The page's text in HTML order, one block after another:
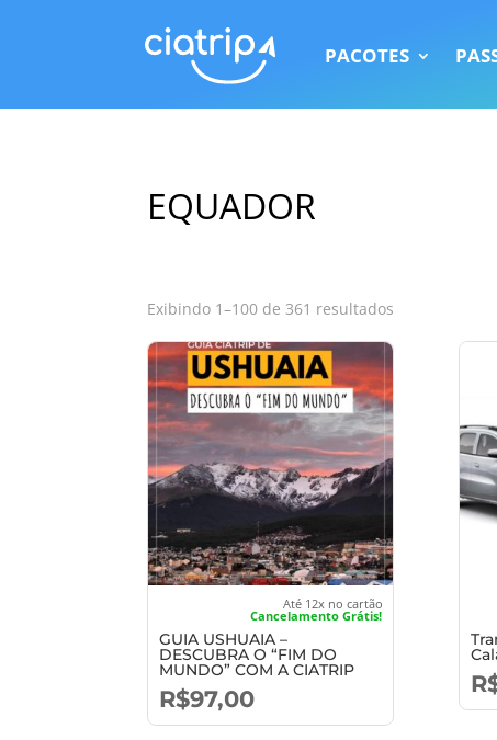
PACOTES
EQUADOR
Exibindo 1–100 de 361 resultados
Até 12x no cartão
Cancelamento Grátis!
GUIA USHUAIA –
DESCUBRA O “FIM DO
MUNDO” COM A CIATRIP
R$97,00